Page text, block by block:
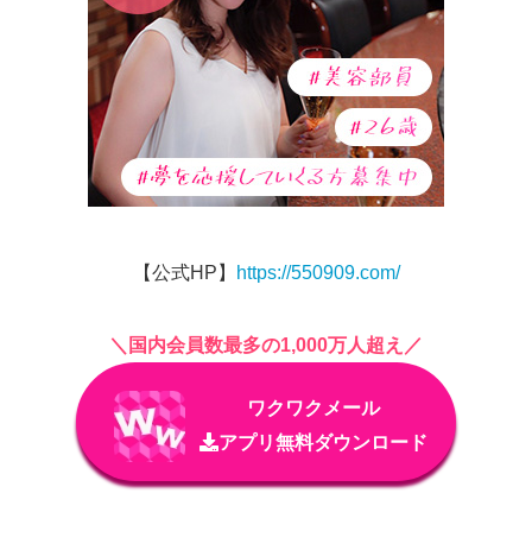
【公式HP】 https://550909.com/
＼国内会員数最多の1,000万人超え／
ワクワクメール
アプリ無料ダウンロード